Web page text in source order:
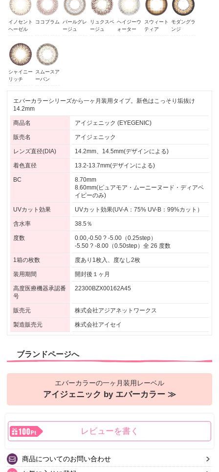
イノセント
ヘーゼル
ココプラム パールグレ
ージュ
リュクスベ
ージュ
ヘイジーウ
ォーター
スウィート
ティア
モダングラ
ンジ
シャイニー
リッチ
スムースア
ーバン
エバーカラーシリーズから一ヶ月装用タイプ。新色はこっそり垢抜け
14.2mm
商品名 アイジェニック (EYEGENIC)
販売名 アイジェニック
レンズ直径(DIA) 14.2mm、14.5mm(デザインによる)
着色直径 13.2-13.7mm(デザインによる)
BC
8.70mm
8.60mm(ピュアモア・ムーニーヌード・ディアベ
イビーのみ)
UVカット効果 UVカット効果(UV-A：75% UV-B：99%カット）
含水率 38.5％
度数
0.00,-0.50 ? -5.00（0.25step）
-5.50 ? -8.00（0.50step）全 26 度数
1箱の枚数 度あり1枚入、度なし2枚
装用期間 開封後１ヶ月
高度医療機器承認番
号
22300BZX00162A45
販売元 株式会社アジアネットワークス
製造販売元 株式会社アイセイ
ブランドページへ
エバーカラーの一ヶ月装用レーベル
アイジェニック by エバーカラー ≫
レビューを書く
商品についてのお問い合わせ